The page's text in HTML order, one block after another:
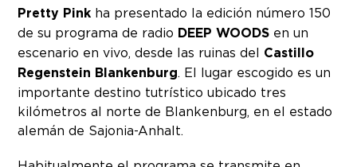
Pretty Pink ha presentado la edición número 150
de su programa de radio DEEP WOODS en un
escenario en vivo, desde las ruinas del Castillo
Regenstein Blankenburg. El lugar escogido es un
importante destino tutrístico ubicado tres
kilómetros al norte de Blankenburg, en el estado
alemán de Sajonia-Anhalt.